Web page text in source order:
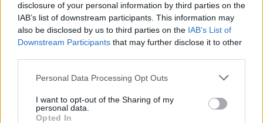
disclosure of your personal information by third parties on the
IAB’s list of downstream participants. This information may
also be disclosed by us to third parties on the IAB’s List of
Downstream Participants that may further disclose it to other
Personal Data Processing Opt Outs
I want to opt-out of the Sharing of my
personal data.
Opted In